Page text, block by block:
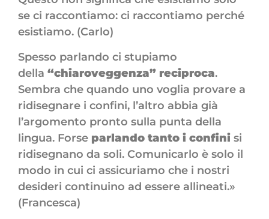
se ci raccontiamo: ci raccontiamo perché
esistiamo. (Carlo)
Spesso parlando ci stupiamo
della “chiaroveggenza” reciproca.
Sembra che quando uno voglia provare a
ridisegnare i confini, l’altro abbia già
l’argomento pronto sulla punta della
lingua. Forse parlando tanto i confini si
ridisegnano da soli. Comunicarlo è solo il
modo in cui ci assicuriamo che i nostri
desideri continuino ad essere allineati.»
(Francesca)